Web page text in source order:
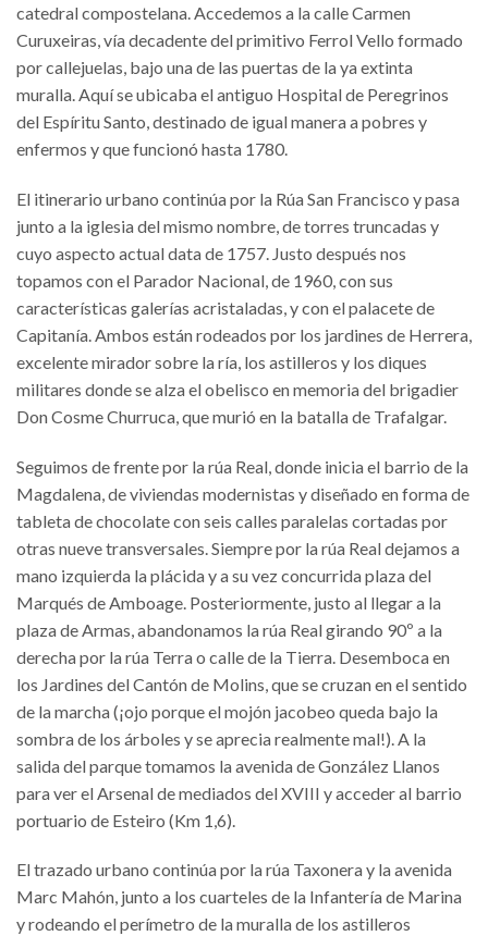
catedral compostelana. Accedemos a la calle Carmen
Curuxeiras, vía decadente del primitivo Ferrol Vello formado
por callejuelas, bajo una de las puertas de la ya extinta
muralla. Aquí se ubicaba el antiguo Hospital de Peregrinos
del Espíritu Santo, destinado de igual manera a pobres y
enfermos y que funcionó hasta 1780.
El itinerario urbano continúa por la Rúa San Francisco y pasa
junto a la iglesia del mismo nombre, de torres truncadas y
cuyo aspecto actual data de 1757. Justo después nos
topamos con el Parador Nacional, de 1960, con sus
características galerías acristaladas, y con el palacete de
Capitanía. Ambos están rodeados por los jardines de Herrera,
excelente mirador sobre la ría, los astilleros y los diques
militares donde se alza el obelisco en memoria del brigadier
Don Cosme Churruca, que murió en la batalla de Trafalgar.
Seguimos de frente por la rúa Real, donde inicia el barrio de la
Magdalena, de viviendas modernistas y diseñado en forma de
tableta de chocolate con seis calles paralelas cortadas por
otras nueve transversales. Siempre por la rúa Real dejamos a
mano izquierda la plácida y a su vez concurrida plaza del
Marqués de Amboage. Posteriormente, justo al llegar a la
plaza de Armas, abandonamos la rúa Real girando 90º a la
derecha por la rúa Terra o calle de la Tierra. Desemboca en
los Jardines del Cantón de Molins, que se cruzan en el sentido
de la marcha (¡ojo porque el mojón jacobeo queda bajo la
sombra de los árboles y se aprecia realmente mal!). A la
salida del parque tomamos la avenida de González Llanos
para ver el Arsenal de mediados del XVIII y acceder al barrio
portuario de Esteiro (Km 1,6).
El trazado urbano continúa por la rúa Taxonera y la avenida
Marc Mahón, junto a los cuarteles de la Infantería de Marina
y rodeando el perímetro de la muralla de los astilleros